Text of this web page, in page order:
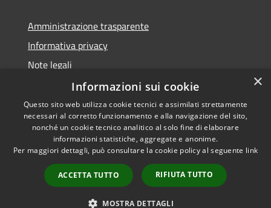
Amministrazione trasparente
Informativa privacy
Note legali
Dichiarazione di accessibilità
RSS
Accessibilità
Copyright © 2026 • Comune di
Municipium•
Accesso
redazione
×
Informazioni sui cookie
Questo sito web utilizza cookie tecnici e assimilati strettamente
necessari al corretto funzionamento e alla navigazione del sito,
nonché un cookie tecnico analitico al solo fine di elaborare
informazioni statistiche, aggregate e anonime.
Per maggiori dettagli, può consultare la cookie policy al seguente link
ACCETTA TUTTO RIFIUTA TUTTO
MOSTRA DETTAGLI